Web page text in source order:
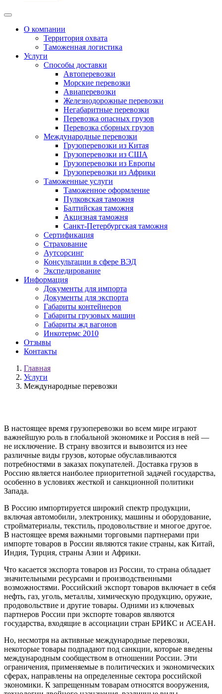
О компании
Территория охвата
Таможенная логистика
Услуги
Способы доставки
Автоперевозки
Морские перевозки
Авиаперевозки
Железнодорожные перевозки
Негабаритные перевозки
Перевозка опасных грузов
Перевозка сборных грузов
Международные перевозки
Грузоперевозки из Китая
Грузоперевозки из США
Грузоперевозки из Европы
Грузоперевозки из Африки
Таможенные услуги
Таможенное оформление
Пулковская таможня
Балтийская таможня
Акцизная таможня
Санкт-Петербургская таможня
Сертификация
Страхование
Аутсорсинг
Консультации в сфере ВЭД
Экспедирование
Информация
Документы для импорта
Документы для экспорта
Габариты контейнеров
Габариты грузовых машин
Габариты жд вагонов
Инкотермс 2010
Отзывы
Контакты
Главная
Услуги
Международные перевозки
В настоящее время грузоперевозки во всем мире играют
важнейшую роль в глобальной экономике и Россия в ней —
не исключение. В страну ввозится и вывозится из нее
различные виды грузов, которые обуславливаются
потребностями в заказах покупателей. Доставка грузов в
Россию является наиболее приоритетной задачей государства,
особенно в условиях жесткой и санкционной политики
Запада.
В Россию импортируется широкий спектр продукции,
включая автомобили, электронику, машины и оборудование,
стройматериалы, текстиль, продовольствие и многое другое.
В настоящее время важными торговыми партнерами при
импорте товаров в России являются такие страны, как Китай,
Индия, Турция, страны Азии и Африки.
Что касается экспорта товаров из России, то страна обладает
значительными ресурсами и производственными
возможностями. Российский экспорт товаров включает в себя
нефть, газ, уголь, металлы, химическую продукцию, оружие,
продовольствие и другие товары. Одними из ключевых
партнеров России при экспорте товаров являются
государства, входящие в ассоциации стран БРИКС и АСЕАН.
Но, несмотря на активные международные перевозки,
некоторые товары подпадают под санкции, которые введены
международным сообществом в отношении России. Эти
ограничения, применяемые в политических и экономических
сферах, направлены на определенные сектора российской
экономики. К запрещенным товарам относятся вооружения,